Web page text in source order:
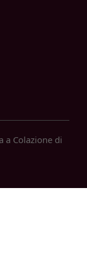
a Colazione di